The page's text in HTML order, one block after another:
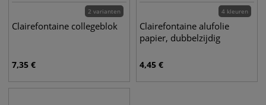
2 varianten
Clairefontaine collegeblok
7,35 €
4 kleuren
Clairefontaine alufolie
papier, dubbelzijdig
4,45 €